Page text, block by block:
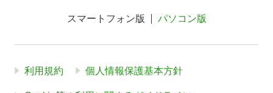
スマートフォン版 パソコン版
利用規約 個人情報保護基本方針